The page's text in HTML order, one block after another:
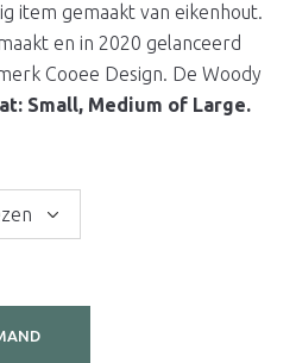
item gemaakt van eikenhout.
en in 2020 gelanceerd
Cooee Design. De Woody
Small, Medium of Large.